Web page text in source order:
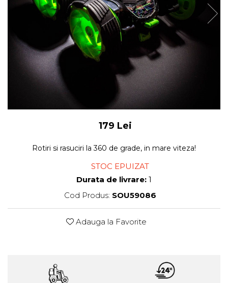
179 Lei
Rotiri si rasuciri la 360 de grade, in mare viteza!
STOC EPUIZAT
Durata de livrare: 1
Cod Produs: SOU59086
Adauga la Favorite